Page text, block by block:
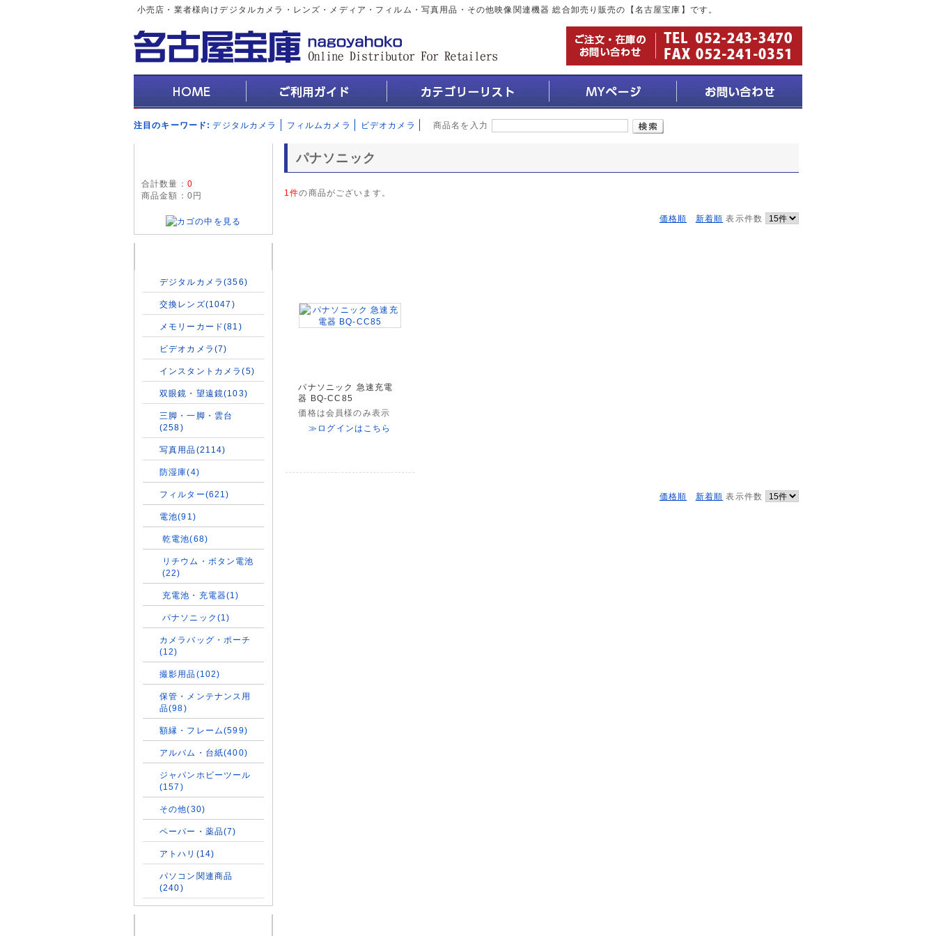
小売店・業者様向けデジタルカメラ・レンズ・メディア・フィルム・写真用品・その他映像関連機器 総合卸売り販売の【名古屋宝庫】です。
注目のキーワード: デジタルカメラ フィルムカメラ ビデオカメラ 商品名を入力
合計数量： 0
商品金額： 0円
デジタルカメラ(356)
交換レンズ(1047)
メモリーカード(81)
ビデオカメラ(7)
インスタントカメラ(5)
双眼鏡・望遠鏡(103)
三脚・一脚・雲台
(258)
写真用品(2114)
防湿庫(4)
フィルター(621)
電池(91)
乾電池(68)
リチウム・ボタン電池
(22)
充電池・充電器(1)
パナソニック(1)
カメラバッグ・ポーチ
(12)
撮影用品(102)
保管・メンテナンス用
品(98)
額縁・フレーム(599)
アルバム・台紙(400)
ジャパンホビーツール
(157)
その他(30)
ペーパー・薬品(7)
アトハリ(14)
パソコン関連商品
(240)
パナソニック
1件の商品がございます。
価格順 新着順 表示件数
パナソニック 急速充電
器 BQ-CC85
価格は会員様のみ表示
≫ログインはこちら
価格順 新着順 表示件数